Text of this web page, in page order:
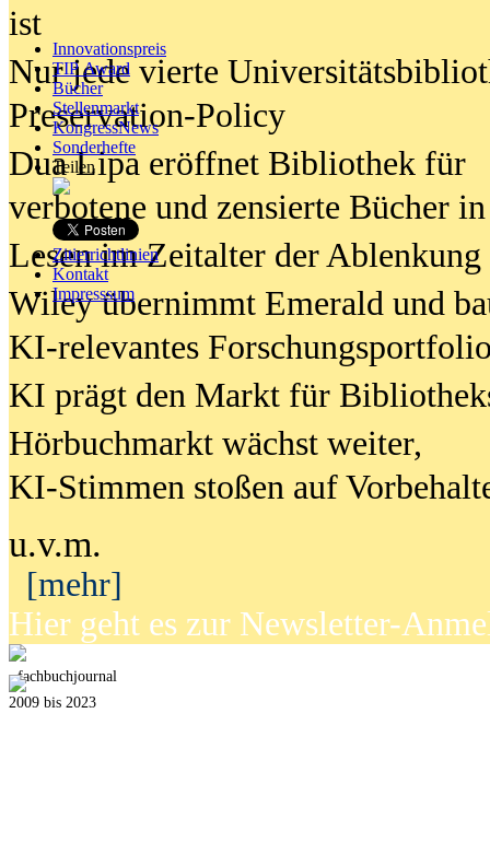
Innovationspreis
TIP Award
Bücher
Stellenmarkt
KongressNews
Sonderhefte
Teilen
Zitierrichtlinien
Kontakt
Impresssum
ist
Nur jede vierte
Preservation-Policy
Dua Lipa eröffnet Bibliothek für
verbotene und zensierte Bücher
Lesen im Zeitalter der Ablenkung
Wiley übernimmt Emerald und
KI-relevantes
KI prägt den Markt für
Hörbuchmarkt wächst weiter,
KI-Stimmen stoßen auf
u.v.m.
[mehr]
Hier geht es zur Newsletter-
fachbuchjournal
2009 bis 2023